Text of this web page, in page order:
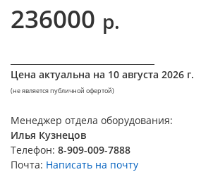
236000 р.
Цена актуальна на 10 августа 2026 г.
(не является публичной офертой)
Менеджер отдела оборудования:
Илья Кузнецов
Телефон: 8-909-009-7888
Почта: Написать на почту